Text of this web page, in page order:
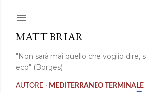
MATT BRIAR
"Non sarà mai quello che voglio dire,
eco" (Borges)
AUTORE · MEDITERRANEO TERMINALE